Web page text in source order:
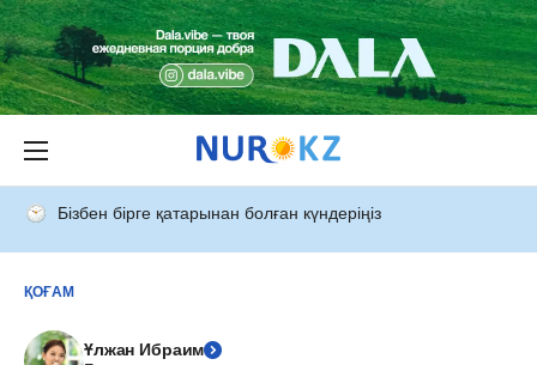
Бізбен бірге қатарынан болған күндеріңіз
ҚОҒАМ
Ұлжан Ибраим